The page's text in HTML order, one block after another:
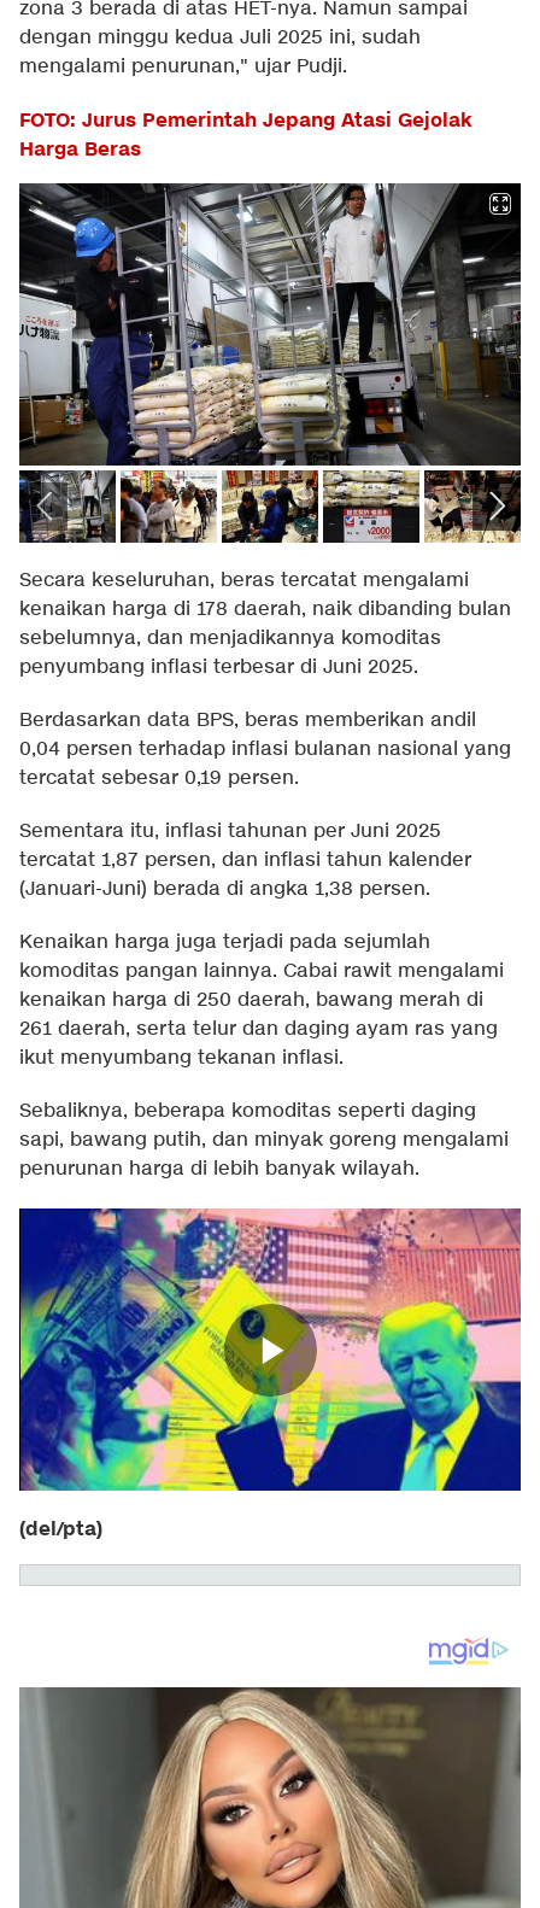
zona 3 berada di atas HET-nya. Namun sampai
dengan minggu kedua Juli 2025 ini, sudah
mengalami penurunan," ujar Pudji.
FOTO: Jurus Pemerintah Jepang Atasi Gejolak
Harga Beras
Secara keseluruhan, beras tercatat mengalami
kenaikan harga di 178 daerah, naik dibanding bulan
sebelumnya, dan menjadikannya komoditas
penyumbang inflasi terbesar di Juni 2025.
Berdasarkan data BPS, beras memberikan andil
0,04 persen terhadap inflasi bulanan nasional yang
tercatat sebesar 0,19 persen.
Sementara itu, inflasi tahunan per Juni 2025
tercatat 1,87 persen, dan inflasi tahun kalender
(Januari-Juni) berada di angka 1,38 persen.
Kenaikan harga juga terjadi pada sejumlah
komoditas pangan lainnya. Cabai rawit mengalami
kenaikan harga di 250 daerah, bawang merah di
261 daerah, serta telur dan daging ayam ras yang
ikut menyumbang tekanan inflasi.
Sebaliknya, beberapa komoditas seperti daging
sapi, bawang putih, dan minyak goreng mengalami
penurunan harga di lebih banyak wilayah.
(del/pta)